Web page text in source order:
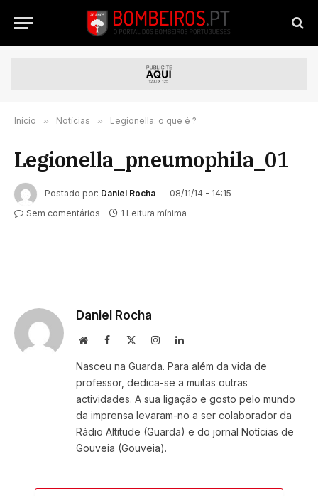
Início » Notícias » Legionella: o que é ?
Legionella_pneumophila_01
Postado por: Daniel Rocha
08/11/14 - 14:15
Sem comentários
1 Leitura mínima
Daniel Rocha
WebsiteFacebook InstagramLinkedIn
Nasceu na Guarda. Para além da vida de
professor, dedica-se a muitas outras
actividades. A sua ligação e gosto pelo mundo
da imprensa levaram-no a ser colaborador da
Rádio Altitude (Guarda) e do jornal Notícias de
Gouveia (Gouveia).